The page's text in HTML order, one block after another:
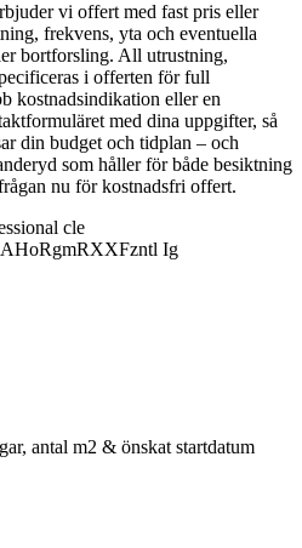
vi offert med fast pris eller
frekvens, yta och eventuella
bortforsling. All utrustning,
i offerten för full
kostnadsindikation eller en
med dina uppgifter, så
din budget och tidplan – och
som håller för både besiktning
nu för kostnadsfri offert.
antal m2 & önskat startdatum